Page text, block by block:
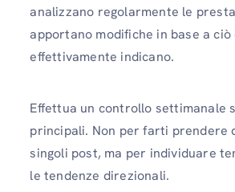
analizzano regolarmente le
apportano modifiche in base a ciò
effettivamente indicano.
Effettua un controllo settimanale
principali. Non per farti prendere
singoli post, ma per individuare
le tendenze direzionali.